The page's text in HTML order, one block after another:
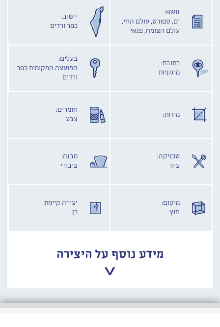
נושא:
ים, ספורט, עולם החי,
עולם הצומח, פנאי
יישוב:
כפר ורדים
כתובת:
מיגוניות
בעלים:
המועצה המקומית כפר
ורדים
מידות:
חומרים:
צבע
טכניקה:
ציור
מבנה:
ציבורי
מיקום:
חוץ
יצירה קיימת
כן
מידע נוסף על היצירה